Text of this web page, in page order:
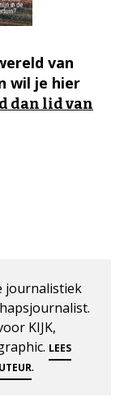
van
wil je hier
dan lid van
journalistiek
KIJK,
LEES
.